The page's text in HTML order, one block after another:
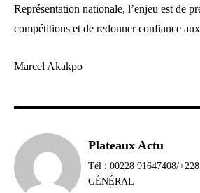
Représentation nationale, l’enjeu est de
compétitions et de redonner confiance
Marcel Akakpo
Plateaux Actu
Tél : 00228 91647408/
GÉNÉRAL